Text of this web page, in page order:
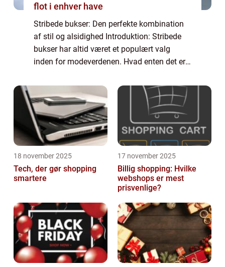
flot i enhver have
Stribede bukser: Den perfekte kombination
af stil og alsidighed Introduktion: Stribede
bukser har altid været et populært valg
inden for modeverdenen. Hvad enten det er
hverdagslook, tilbyder stribede bukse...
18 november 2025
Tech, der gør shopping
smartere
17 november 2025
Billig shopping: Hvilke
webshops er mest
prisvenlige?